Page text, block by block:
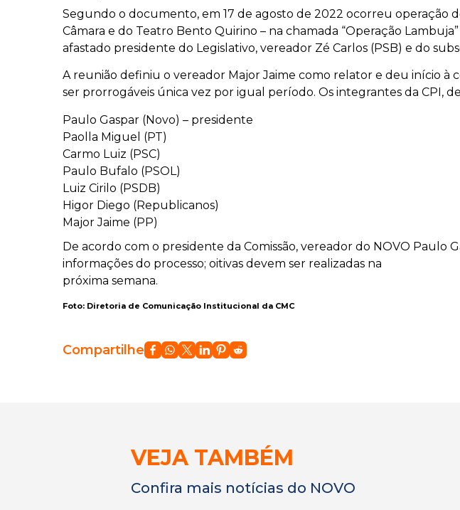
Segundo o documento, em 17 de agosto de 2022 ocorreu operação
Câmara e do Teatro Bento Quirino – na chamada “Operação
afastado presidente do Legislativo, vereador Zé Carlos (PSB) e do
A reunião definiu o vereador Major Jaime como relator e deu início à
ser prorrogáveis única vez por igual período. Os integrantes da CPI,
Paulo Gaspar (Novo) – presidente
Paolla Miguel (PT)
Carmo Luiz (PSC)
Paulo Bufalo (PSOL)
Luiz Cirilo (PSDB)
Higor Diego (Republicanos)
Major Jaime (PP)
De acordo com o presidente da Comissão, vereador do NOVO Paulo
informações do processo; oitivas devem ser realizadas na
próxima semana.
Foto: Diretoria de Comunicação Institucional da CMC
Compartilhe
VEJA TAMBÉM
Confira mais notícias do NOVO